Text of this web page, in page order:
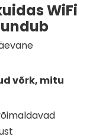
WiFi
võrk, mitu